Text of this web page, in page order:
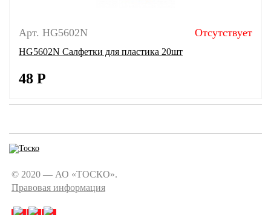
Арт. HG5602N Отсутствует
HG5602N Салфетки для пластика 20шт
48 Р
© 2020 — АО «ТОСКО».
Правовая информация